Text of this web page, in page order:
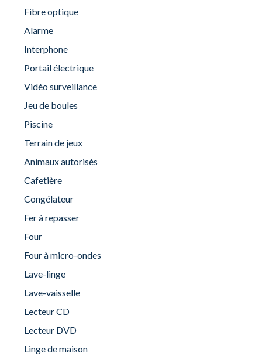
Fibre optique
Alarme
Interphone
Portail électrique
Vidéo surveillance
Jeu de boules
Piscine
Terrain de jeux
Animaux autorisés
Cafetière
Congélateur
Fer à repasser
Four
Four à micro-ondes
Lave-linge
Lave-vaisselle
Lecteur CD
Lecteur DVD
Linge de maison